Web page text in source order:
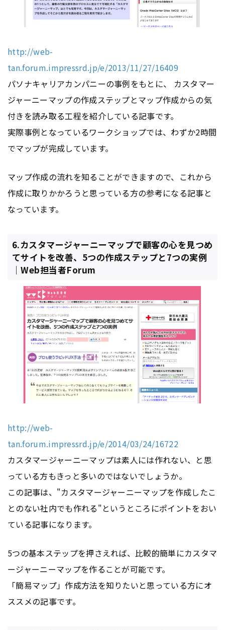
http://web-
tan.forum.impressrd.jp/e/2013/11/27/16409
パソナキャリアカンパニーの事例をもとに、 カスタマー
ジャーニーマップの作成ステップとマップ作成からの気
付きを読み取る工程を紹介している記事です。
実際事例となっているワークショップでは、わずか2時間
でマップが完成しています。
マップ作成の流れを知ることができますので、これから
作成に取りかかろうと思っている方の参考になる記事と
なっています。
6.カスタマージャーニーマップで顧客の心を見つめ
てサイトを改善、5つの作成ステップと7つの実例
｜Web担当者Forum
http://web-
tan.forum.impressrd.jp/e/2014/03/24/16722
カスタマージャーニーマップは素人には作れない、と思
っている方もきっと多いのではないでしょうか。
この記事は、"カスタマージャーニーマップを作成したこ
とのない社内でも作れる"というところにポイントをおい
ている記事になります。
5つの基本ステップを押さえれば、比較的簡単にカスタマ
ージャーニーマップを作ることが可能です。
「簡易マップ」作成方法を知りたいと思っている方にオ
ススメの記事です。